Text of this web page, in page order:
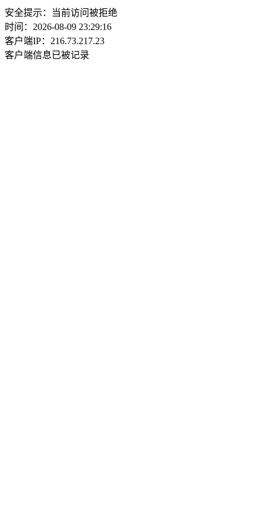
安全提示：当前访问被拒绝
时间：2026-08-09 23:29:16
客户端IP：216.73.217.23
客户端信息已被记录